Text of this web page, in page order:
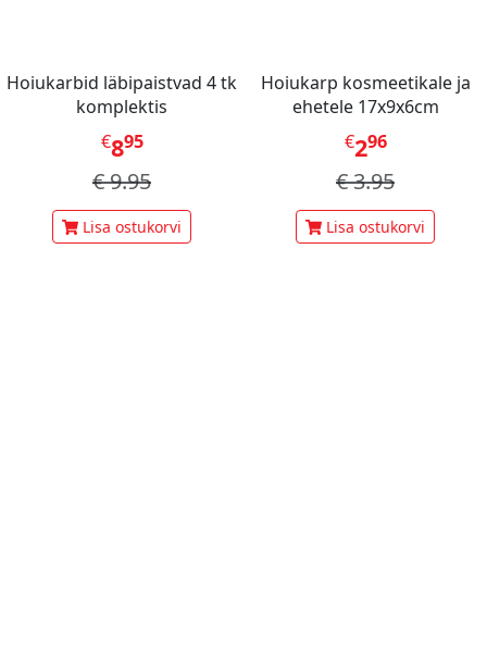
Hoiukarbid läbipaistvad 4 tk
komplektis
€895
€9.95
Lisa ostukorvi
Hoiukarp kosmeetikale ja
ehetele 17x9x6cm
€296
€3.95
Lisa ostukorvi